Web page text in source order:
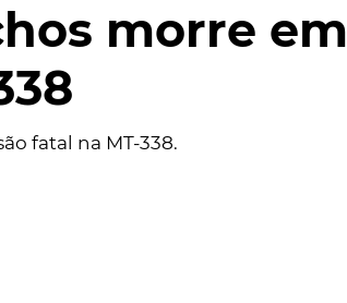
morre em
fatal na MT-338.